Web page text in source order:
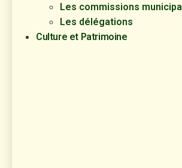
Les commissions
Les délégations
Culture et Patrimoine